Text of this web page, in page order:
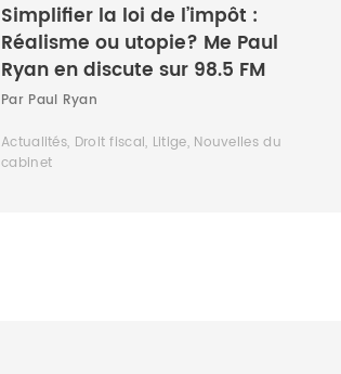
Simplifier la loi de l’impôt :
Réalisme ou utopie? Me Paul
Ryan en discute sur 98.5 FM
Par Paul Ryan
Actualités, Droit fiscal, Litige, Nouvelles du
cabinet